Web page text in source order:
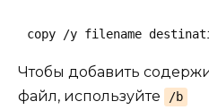
copy /y filename
Чтобы добавить
файл, используйте
/b